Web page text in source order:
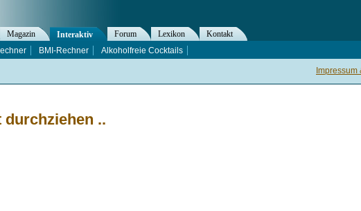
..
Magazin Interaktiv Forum Lexikon
Kontakt
BMI-Rechner Alkoholfreie Cocktails